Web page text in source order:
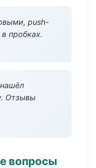
push-
пробках.
Отзывы
вопросы